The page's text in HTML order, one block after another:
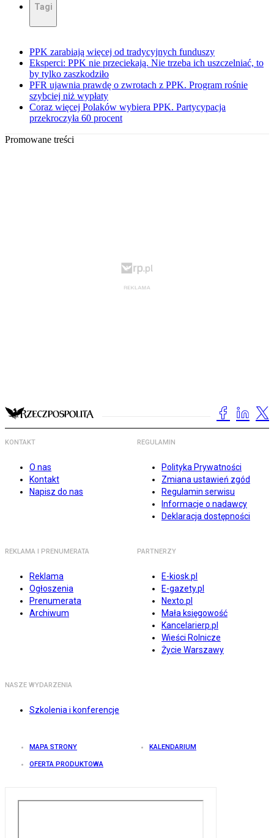
Tagi
PPK zarabiają więcej od tradycyjnych funduszy
Eksperci: PPK nie przeciekają. Nie trzeba ich uszczelniać, to
by tylko zaszkodziło
PFR ujawnia prawdę o zwrotach z PPK. Program rośnie
szybciej niż wypłaty
Coraz więcej Polaków wybiera PPK. Partycypacja
przekroczyła 60 procent
Promowane treści
KONTAKT
O nas
Kontakt
Napisz do nas
REGULAMIN
Polityka Prywatności
Zmiana ustawień zgód
Regulamin serwisu
Informacje o nadawcy
Deklaracja dostępności
REKLAMA I PRENUMERATA
Reklama
Ogłoszenia
Prenumerata
Archiwum
PARTNERZY
E-kiosk.pl
E-gazety.pl
Nexto.pl
Mała księgowość
Kancelarierp.pl
Wieści Rolnicze
Życie Warszawy
NASZE WYDARZENIA
Szkolenia i konferencje
MAPA STRONY KALENDARIUM
OFERTA PRODUKTOWA